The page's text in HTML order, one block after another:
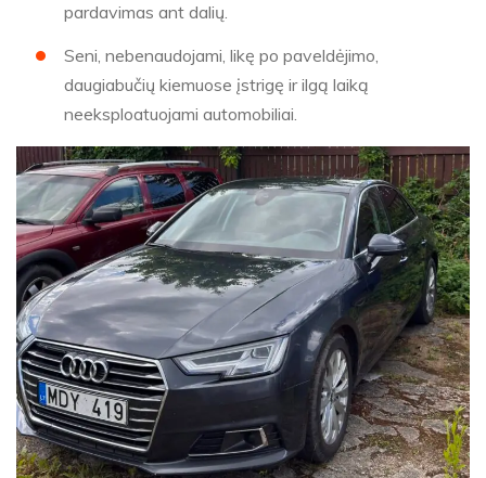
pardavimas ant dalių.
Seni, nebenaudojami, likę po paveldėjimo,
daugiabučių kiemuose įstrigę ir ilgą laiką
neeksploatuojami automobiliai.